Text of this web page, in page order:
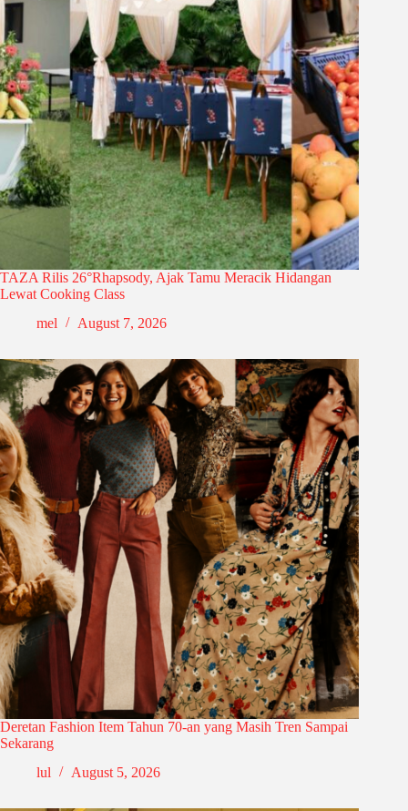
TAZA Rilis 26°Rhapsody, Ajak Tamu Meracik Hidangan
Lewat Cooking Class
mel
August 7, 2026
Deretan Fashion Item Tahun 70-an yang Masih Tren Sampai
Sekarang
lul
August 5, 2026